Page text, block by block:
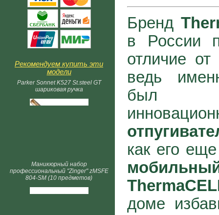
Рекомендуем купить эти
модели
Parker Sonnet K527 St.steel GT
шариковая ручка
Маникюрный набор
профессиональный "Zinger" zMSFE
804-SM (10 предметов)
Бренд
в России
отличие
ведь
был
как его
доме